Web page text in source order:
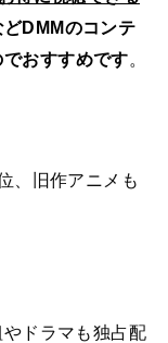
DMMのコンテ
おすすめです。
、旧作アニメも
ドラマも独占配